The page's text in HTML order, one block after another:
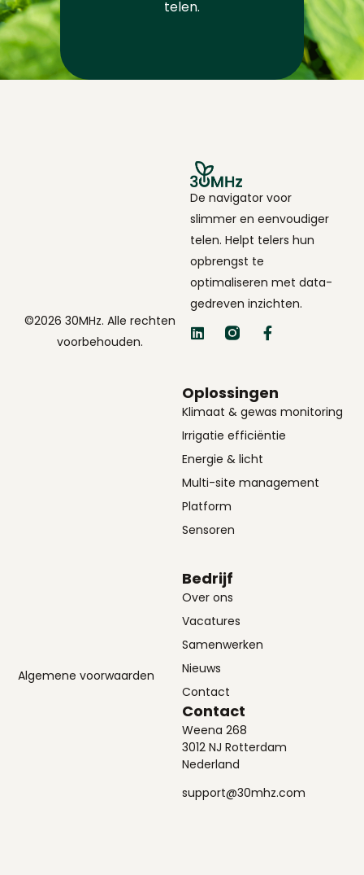
telen.
De navigator voor
slimmer en eenvoudiger
telen. Helpt telers hun
opbrengst te
optimaliseren met data-
gedreven inzichten.
Oplossingen
Klimaat & gewas monitoring
Irrigatie efficiëntie
Energie & licht
Multi-site management
Platform
Sensoren
Bedrijf
Over ons
Vacatures
Samenwerken
Nieuws
Contact
Contact
Weena 268
3012 NJ Rotterdam
Nederland
support@30mhz.com
©2026 30MHz. Alle rechten
voorbehouden.
Algemene voorwaarden